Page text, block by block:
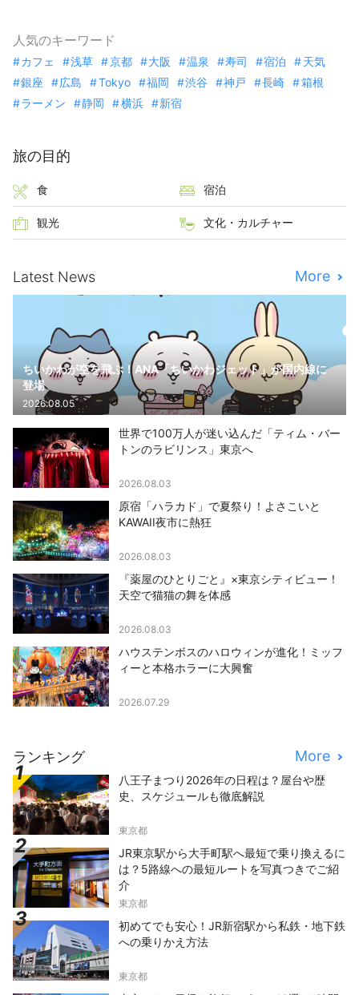
人気のキーワード
カフェ 浅草 京都 大阪 温泉 寿司 宿泊
天気
銀座
広島 Tokyo 福岡 渋谷 神戸 長崎
箱根
ラーメン
静岡 横浜 新宿
旅の目的
食 宿泊
観光 文化・カルチャー
Latest News More
ちいかわが空を飛ぶ！ANA「ちいかわジェット」が国内線に
登場
2026.08.05
世界で100万人が迷い込んだ「ティム・バー
トンのラビリンス」東京へ
2026.08.03
原宿「ハラカド」で夏祭り！よさこいと
KAWAII夜市に熱狂
2026.08.03
『薬屋のひとりごと』×東京シティビュー！
天空で猫猫の舞を体感
2026.08.03
ハウステンボスのハロウィンが進化！ミッフ
ィーと本格ホラーに大興奮
2026.07.29
ランキング More
八王子まつり2026年の日程は？屋台や歴
史、スケジュールも徹底解説
東京都
JR東京駅から大手町駅へ最短で乗り換えるに
は？5路線への最短ルートを写真つきでご紹
介
東京都
初めてでも安心！JR新宿駅から私鉄・地下鉄
への乗りかえ方法
東京都